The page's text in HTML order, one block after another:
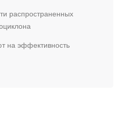
распространенных
на эффективность